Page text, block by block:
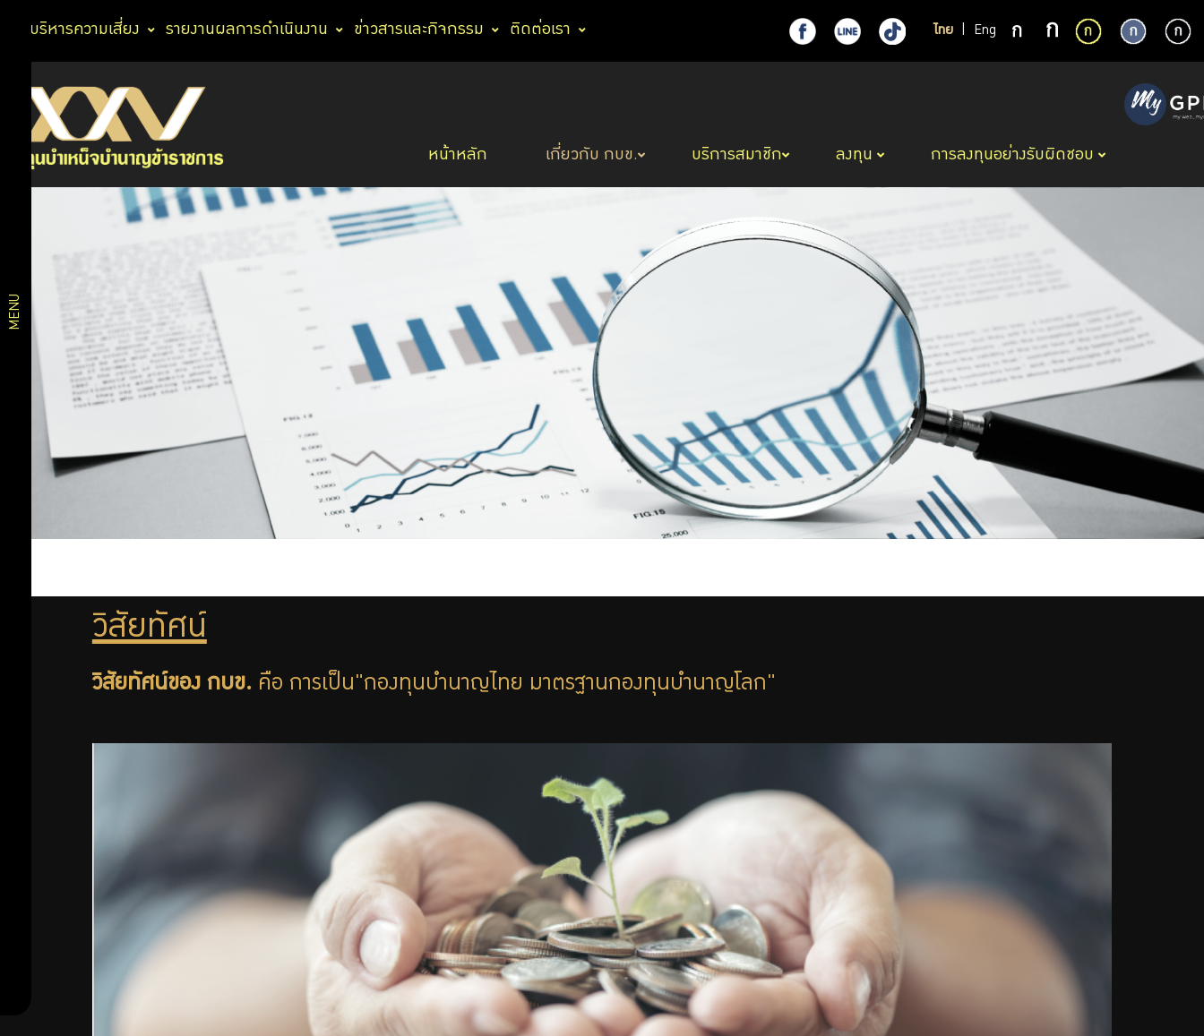
ไทย Eng
การบริหารความเสี่ยง รายงานผลการดำเนินงาน ข่าวสารและกิจกรรม ติดต่อเรา
หน้าหลัก เกี่ยวกับ กบข. บริการสมาชิก ลงทุน การลงทุนอย่างรับผิดชอบ
MENU
กับ
กบข.
องค์กร
สถิติ
สำคัญ
สัญลักษณ์
วิสัยทัศน์
แผนการ
บริหารงาน
และผลการ
ดำเนินงาน
ตามแผน
ยุทธศาสตร์
กฎหมายที่
ข้อมูลส่วน
วิสัยทัศน์
วิสัยทัศน์ของ กบข.คือ การเป็น"กองทุนบำนาญไทย มาตรฐานกองทุนบำนาญโลก"